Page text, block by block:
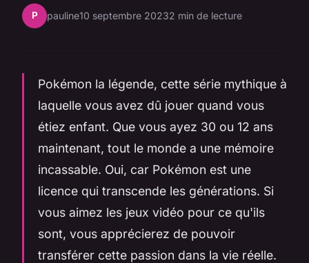
P pauline10 septembre 20232 min de lecture
Pokémon la légende, cette série mythique à
laquelle vous avez dû jouer quand vous
étiez enfant. Que vous ayez 30 ou 12 ans
maintenant, tout le monde a une mémoire
incassable. Oui, car Pokémon est une
licence qui transcende les générations. Si
vous aimez les jeux vidéo pour ce qu'ils
sont, vous apprécierez de pouvoir
transférer cette passion dans la vie réelle.